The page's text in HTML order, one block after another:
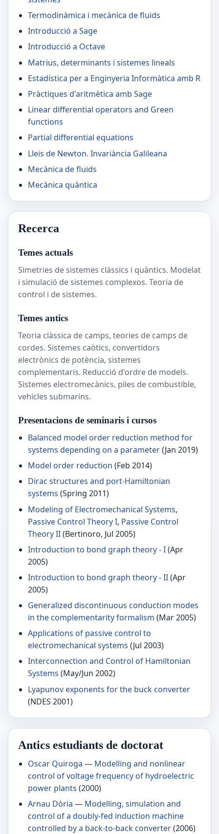
Termodinàmica i mecànica de fluids
Introducció a Sage
Introducció a Octave
Matrius, determinants i sistemes lineals
Estadística per a Enginyeria Informàtica amb R
Pràctiques d'aritmètica amb Sage
Linear differential operators and Green
functions
Partial differential equations
Lleis de Newton. Invariància Galileana
Mecànica de fluids
Mecànica quàntica
Recerca
Temes actuals
Simetries de sistemes clàssics i quàntics. Modelat
i simulació de sistemes complexos. Teoria de
control i de sistemes.
Temes antics
Teoria clàssica de camps, teories de camps de
cordes. Sistemes caòtics, convertidors
electrònics de potència, sistemes
complementaris. Reducció d'ordre de models.
Sistemes electromecànics, piles de combustible,
vehicles submarins.
Presentacions de seminaris i cursos
Balanced model order reduction method for
systems depending on a parameter(Jan 2019)
Model order reduction (Feb 2014)
Dirac structures and port-Hamiltonian
systems (Spring 2011)
Modeling of Electromechanical Systems,
Passive Control Theory I, Passive Control
Theory II(Bertinoro, Jul 2005)
Introduction to bond graph theory - I(Apr
2005)
Introduction to bond graph theory - II(Apr
2005)
Generalized discontinuous conduction modes
in the complementarity formalism (Mar 2005)
Applications of passive control to
electromechanical systems (Jul 2003)
Interconnection and Control of Hamiltonian
Systems (May/Jun 2002)
Lyapunov exponents for the buck converter
(NDES 2001)
Antics estudiants de doctorat
Oscar Quiroga — Modelling and nonlinear
control of voltage frequency of hydroelectric
power plants (2000)
Arnau Dòria — Modelling, simulation and
control of a doubly-fed induction machine
controlled by a back-to-back converter(2006)